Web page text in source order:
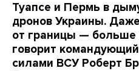
Туапсе и Пермь в
дронов Украины.
от границы —
говорит
силами ВСУ Роберт